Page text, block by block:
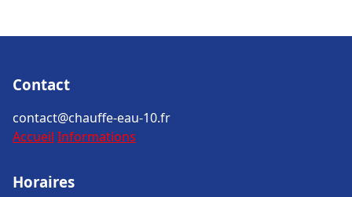
Contact
contact@chauffe-eau-10.fr
Accueil Informations
Horaires